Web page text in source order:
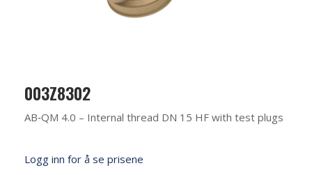
003Z8302
AB‐QM 4.0 – Internal thread DN 15 HF with test plugs
Logg inn for å se prisene